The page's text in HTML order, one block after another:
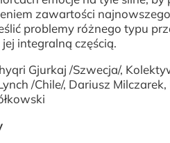
zawartości
problemy różnego typu
integralną częścią.
Gjurkaj /Szwecja/,
/Chile/, Dariusz